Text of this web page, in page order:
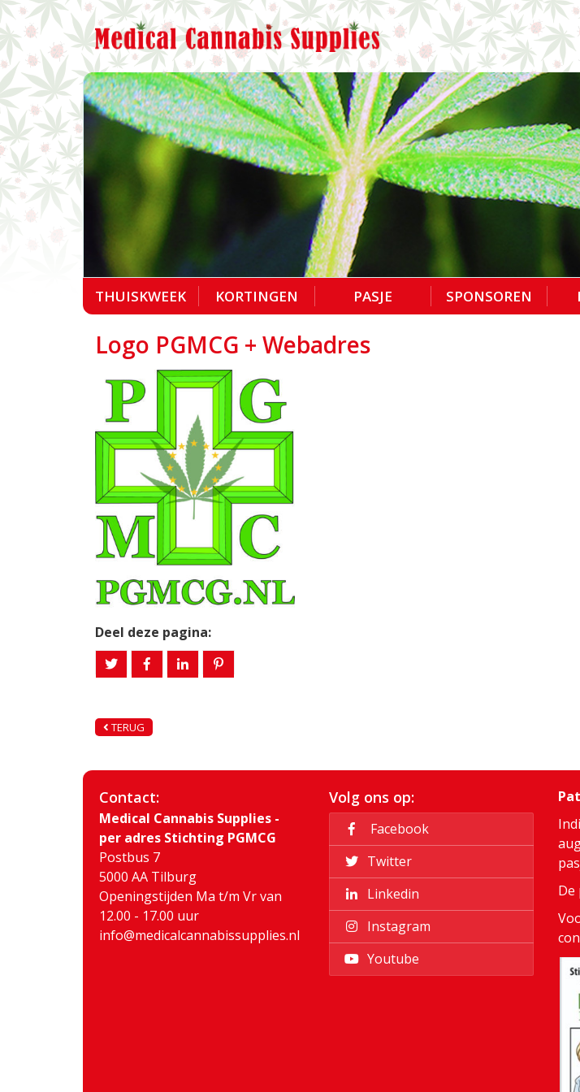
THUISKWEEK KORTINGEN PASJE SPONSOREN
Logo PGMCG + Webadres
Deel deze pagina:
TERUG
Contact:
Medical Cannabis Supplies -
per adres Stichting PGMCG
Postbus 7
5000 AA Tilburg
Openingstijden Ma t/m Vr van
12.00 - 17.00 uur
info@medicalcannabissupplies.nl
Volg ons op:
Facebook
Twitter
Linkedin
Instagram
Youtube
De